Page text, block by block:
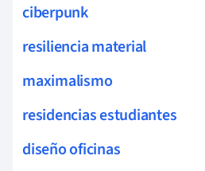
ciberpunk
resiliencia material
maximalismo
residencias estudiantes
diseño oficinas